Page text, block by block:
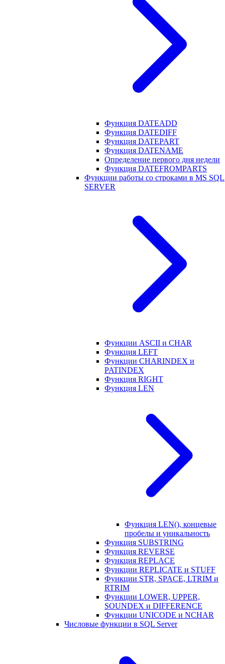
Функция DATEADD
Функция DATEDIFF
Функция DATEPART
Функция DATENAME
Определение первого дня недели
Функция DATEFROMPARTS
Функции работы со строками в MS SQL
SERVER
Функции ASCII и CHAR
Функция LEFT
Функции CHARINDEX и
PATINDEX
Функция RIGHT
Функция LEN
Функция LEN(), концевые
пробелы и уникальность
Функция SUBSTRING
Функция REVERSE
Функция REPLACE
Функции REPLICATE и STUFF
Функции STR, SPACE, LTRIM и
RTRIM
Функции LOWER, UPPER,
SOUNDEX и DIFFERENCE
Функции UNICODE и NCHAR
Числовые функции в SQL Server